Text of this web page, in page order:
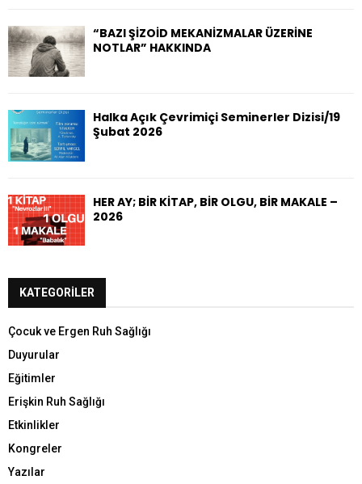
“BAZI ŞİZOİD MEKANİZMALAR ÜZERİNE
NOTLAR” HAKKINDA
Halka Açık Çevrimiçi Seminerler Dizisi/19
Şubat 2026
HER AY; BİR KİTAP, BİR OLGU, BİR MAKALE –
2026
KATEGORILER
Çocuk ve Ergen Ruh Sağlığı
Duyurular
Eğitimler
Erişkin Ruh Sağlığı
Etkinlikler
Kongreler
Yazılar